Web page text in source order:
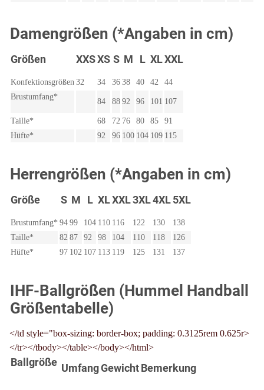
Damengrößen (*Angaben in cm)
Größen XXSXS S M L XLXXL
Konfektionsgrößen 32 34 36 38 40 42
44
Brustumfang*
84 88 92 96 101 107
Taille* 68 72 76 80 85
91
Hüfte*
92 96 100 104 109 115
Herrengrößen (*Angaben in cm)
Größe S M L XLXXL3XL4XL5XL
Brustumfang* 94 99 104 110 116 122 130
138
Taille*
82 87 92 98 104 110 118
126
Hüfte*
97 102 107 113 119 125 131 137
IHF-Ballgrößen (Hummel Handball
Größentabelle)
</td style="box-sizing: border-box; padding: 0.3125rem 0.625r>
</tr></tbody></table></body></html>
Ballgröße UmfangGewichtBemerkung